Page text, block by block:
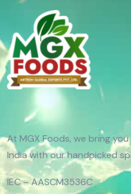
At MGX Foods, we bring
India with our handpicked
IEC – AASCM3536C